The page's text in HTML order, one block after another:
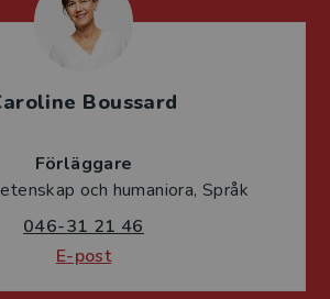
Boussard
Förläggare
och humaniora, Språk
046-31 21 46
E-post